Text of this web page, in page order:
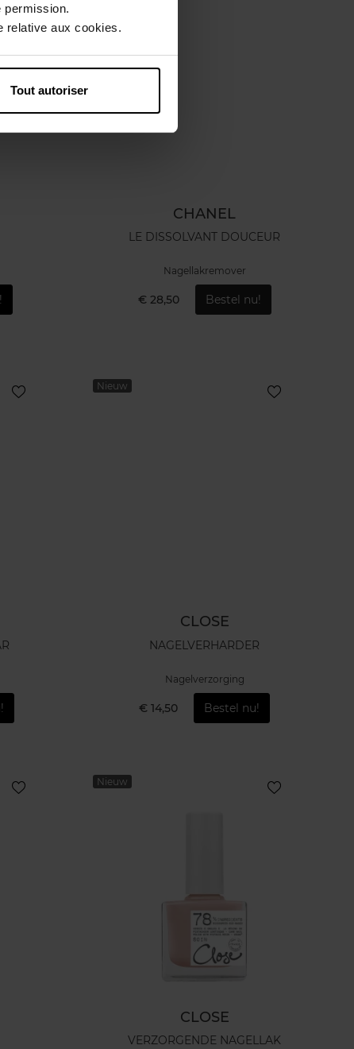
permission.
relative aux cookies.
Tout autoriser
CHANEL
LE DISSOLVANT DOUCEUR
Nagellakremover
€ 28,50 Bestel nu!
Nieuw
CLOSE
NAGELVERHARDER
Nagelverzorging
€ 14,50 Bestel nu!
Nieuw
CLOSE
VERZORGENDE NAGELLAK